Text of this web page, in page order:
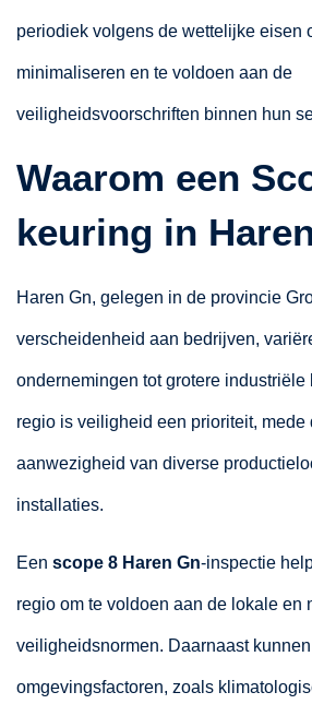
periodiek volgens de wettelijke eisen
minimaliseren en te voldoen aan de
veiligheidsvoorschriften binnen hun
Waarom een
keuring in
Haren Gn, gelegen in de provincie
verscheidenheid aan bedrijven,
ondernemingen tot grotere industriële
regio is veiligheid een prioriteit, mede
aanwezigheid van diverse
installaties.
Een scope 8 Haren Gn-inspectie
regio om te voldoen aan de lokale en
veiligheidsnormen. Daarnaast
omgevingsfactoren, zoals